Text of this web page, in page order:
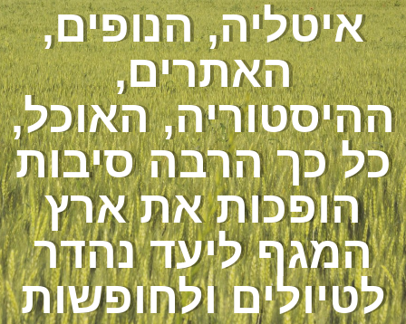
איטליה, הנופים,
האתרים,
ההיסטוריה, האוכל,
כל כך הרבה סיבות
הופכות את ארץ
המגף ליעד נהדר
לטיולים ולחופשות